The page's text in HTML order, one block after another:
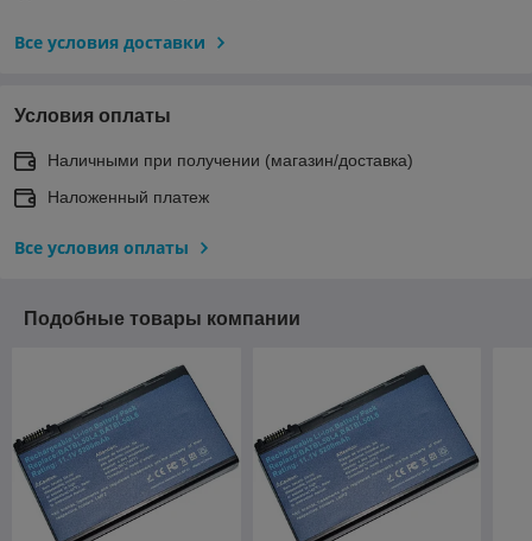
Все условия доставки
Условия оплаты
Наличными при получении (магазин/доставка)
Наложенный платеж
Все условия оплаты
Подобные товары компании